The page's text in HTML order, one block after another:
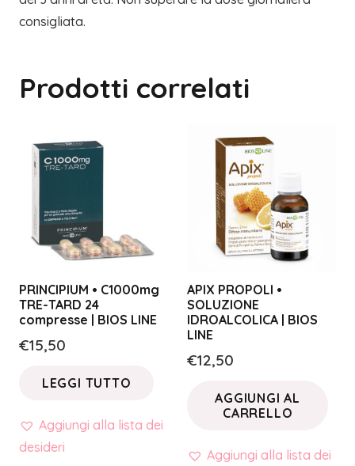
consigliata.
Prodotti correlati
PRINCIPIUM • C1000mg
TRE-TARD 24
compresse | BIOS LINE
€15,50
LEGGI TUTTO
Aggiungi alla lista dei
desideri
APIX PROPOLI •
SOLUZIONE
IDROALCOLICA | BIOS
LINE
€12,50
AGGIUNGI AL
CARRELLO
Aggiungi alla lista dei